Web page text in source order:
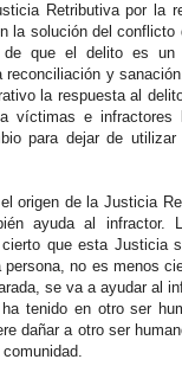
Retributiva por la
la solución del conflicto
de que el delito es
reconciliación y
la respuesta al
víctimas e infractores
para dejar de
origen de la Justicia
ayuda al infractor.
que esta Justicia
no es menos
se va a ayudar al
tenido en otro ser
dañar a otro ser